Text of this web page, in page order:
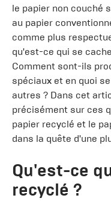
le papier non couché
au papier
comme plus
qu'est-ce qui se
Comment sont-ils
spéciaux et en quoi
autres ? Dans cet
précisément sur ces
papier recyclé et le
dans la quête d'une
Qu'est-ce
recyclé ?